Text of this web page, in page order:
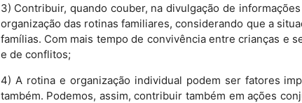
3) Contribuir, quando couber, na divulgação de
organização das rotinas familiares, considerando que a
famílias. Com mais tempo de convivência entre crianças e
e de conflitos;
4) A rotina e organização individual podem ser fatores
também. Podemos, assim, contribuir também em ações